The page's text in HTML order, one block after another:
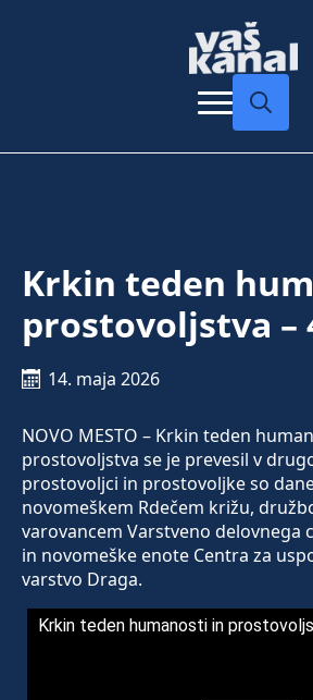
Krkin teden
prostovoljstva –
14. maja 2026
NOVO MESTO – Krkin teden
prostovoljstva se je prevesil v
prostovoljci in prostovoljke so
novomeškem Rdečem križu,
varovancem Varstveno delovnega
in novomeške enote Centra za
varstvo Draga.
Krkin teden humanosti in